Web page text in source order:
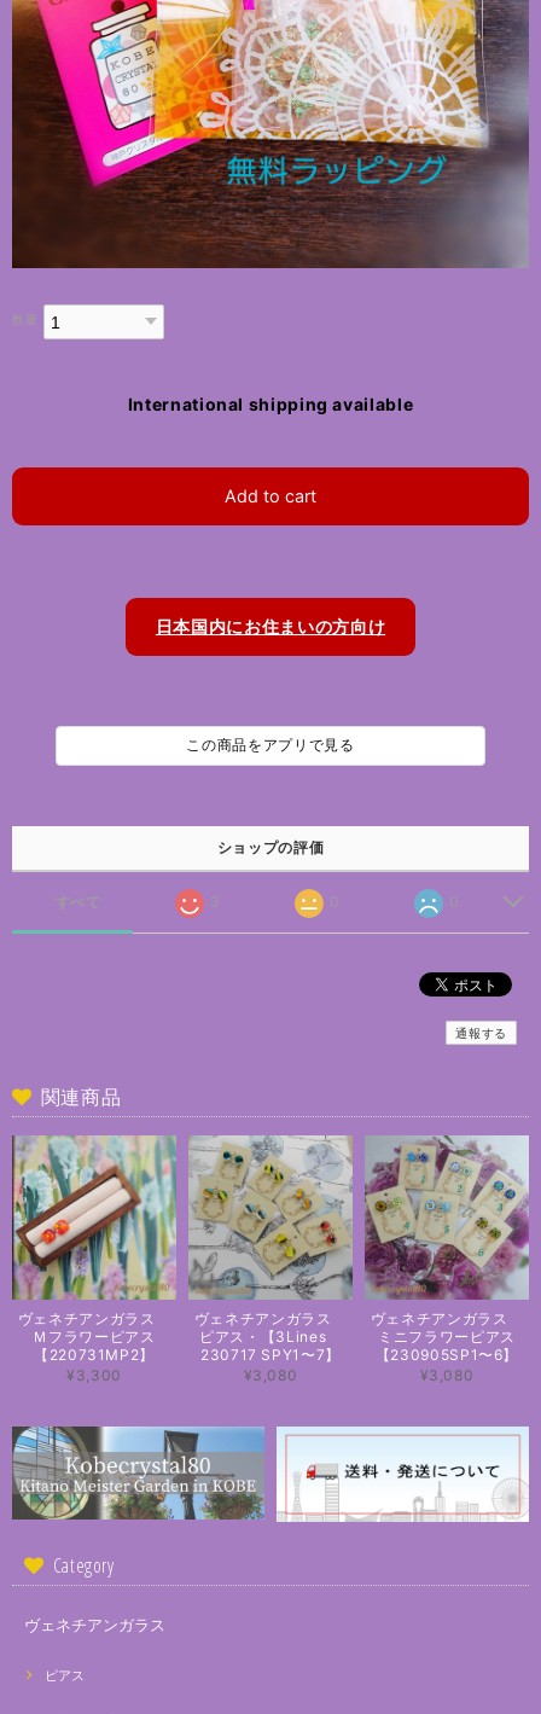
数量
International shipping available
Add to cart
日本国内にお住まいの方向け
この商品をアプリで見る
ショップの評価
すべて 3 0 0
通報する
関連商品
ヴェネチアンガラス
Ｍフラワーピアス
【220731MP2】
¥3,300
ヴェネチアンガラス
ピアス・【3Lines
230717 SPY1〜7】
¥3,080
ヴェネチアンガラス
ミニフラワーピアス
【230905SP1〜6】
¥3,080
Category
ヴェネチアンガラス
ピアス